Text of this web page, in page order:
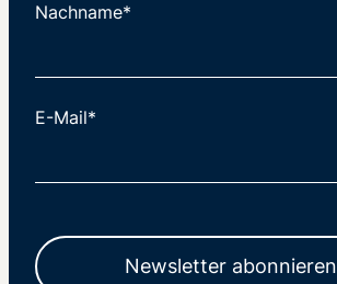
Nachname*
E-Mail*
Newsletter abonnieren